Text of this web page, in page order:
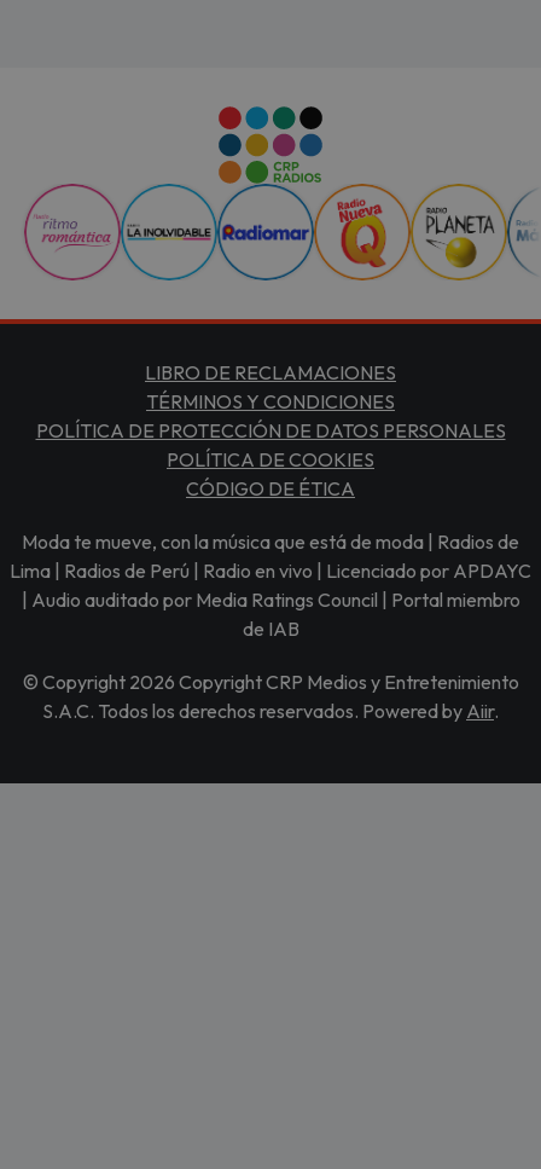
LIBRO DE RECLAMACIONES
TÉRMINOS Y CONDICIONES
POLÍTICA DE PROTECCIÓN DE DATOS PERSONALES
POLÍTICA DE COOKIES
CÓDIGO DE ÉTICA
Moda te mueve, con la música que está de moda | Radios de
Lima | Radios de Perú | Radio en vivo | Licenciado por APDAYC
| Audio auditado por Media Ratings Council | Portal miembro
de IAB
© Copyright 2026 Copyright CRP Medios y Entretenimiento
S.A.C. Todos los derechos reservados. Powered by Aiir.